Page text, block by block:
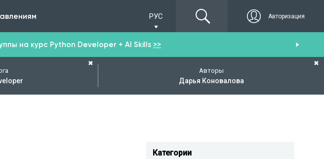
РУС Авторизация
на курс Python Developer + AI Skills >>
✖
Авторы
Дарья Коновалова
✖
Категории